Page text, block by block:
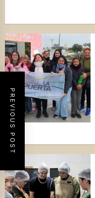
PREVIOUS POST